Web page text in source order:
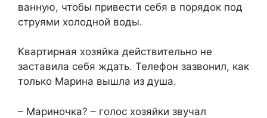
ванную, чтобы привести себя в порядок под
струями холодной воды.
Квартирная хозяйка действительно не
заставила себя ждать. Телефон зазвонил, как
только Марина вышла из душа.
– Мариночка? – голос хозяйки звучал